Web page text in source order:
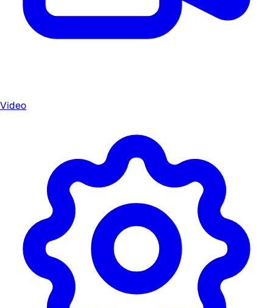
Video